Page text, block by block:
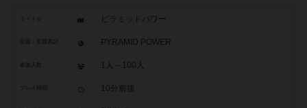
タイトル ピラミッドパワー
PYRAMID POWER
参加人数 1人～100人
10分前後